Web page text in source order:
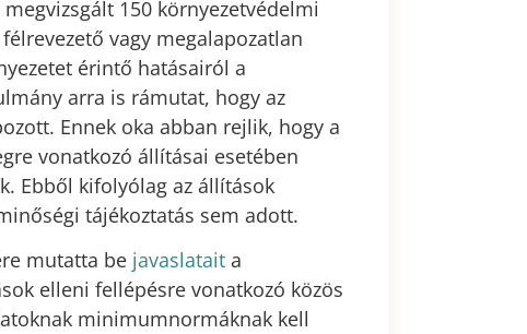
150 környezetvédelmi
vagy megalapozatlan
érintő hatásairól a
arra is rámutat, hogy az
Ennek oka abban rejlik, hogy a
vonatkozó állításai esetében
Ebből kifolyólag az állítások
tájékoztatás sem adott.
mutatta be javaslataita
elleni fellépésre vonatkozó közös
minimumnormáknak kell